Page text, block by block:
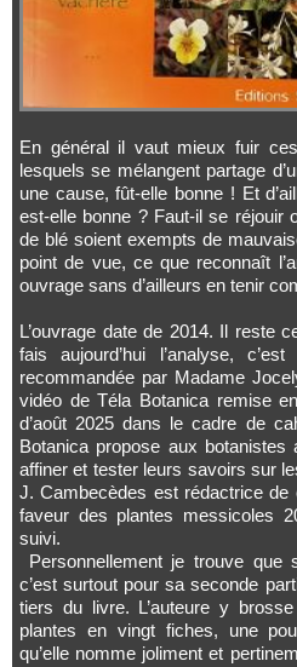
En général il vaut mieux fuir
lesquels se mélangent partage
une cause, fût-elle bonne ! Et
est-elle bonne ? Faut-il se réjouir
de blé soient exempts de
point de vue, ce que reconnaît
ouvrage sans d’ailleurs en tenir
L’ouvrage date de 2014. Il reste
fais aujourd’hui l’analyse,
recommandée par Madame
vidéo de Téla Botanica remise
d’août 2025 dans le cadre de
Botanica propose aux botanistes
affiner et tester leurs savoirs sur
J. Cambecèdes est rédactrice de
faveur des plantes messicoles
suivi.
Personnellement je trouve que
c’est surtout pour sa seconde
tiers du livre. L’auteure y
plantes en vingt fiches, une
qu’elle nomme joliment et